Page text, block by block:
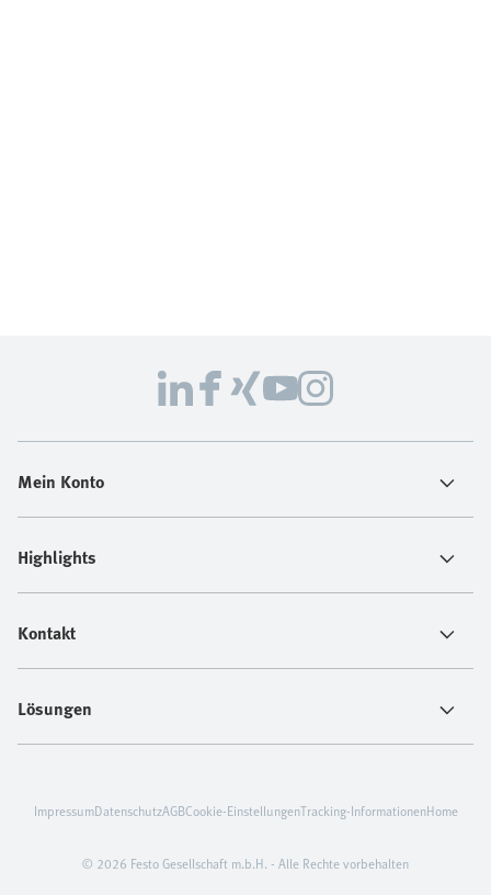
Mein Konto
Highlights
Kontakt
Lösungen
© 2026 Festo Gesellschaft m.b.H. - Alle Rechte vorbehalten
ImpressumDatenschutzAGBCookie-EinstellungenTracking-InformationenHome